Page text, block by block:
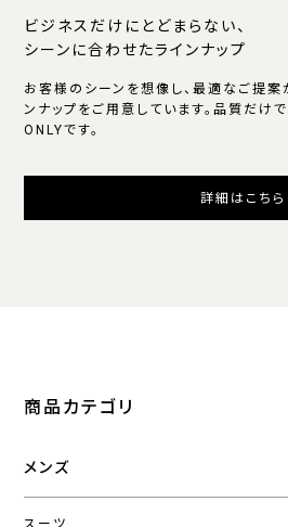
ビジネスだけにとどまらない、
シーンに合わせたラインナップ
お客様のシーンを想像し、最適なご提案
ンナップをご用意しています。品質だけ
ONLYです。
詳細はこちら
商品カテゴリ
メンズ
スーツ